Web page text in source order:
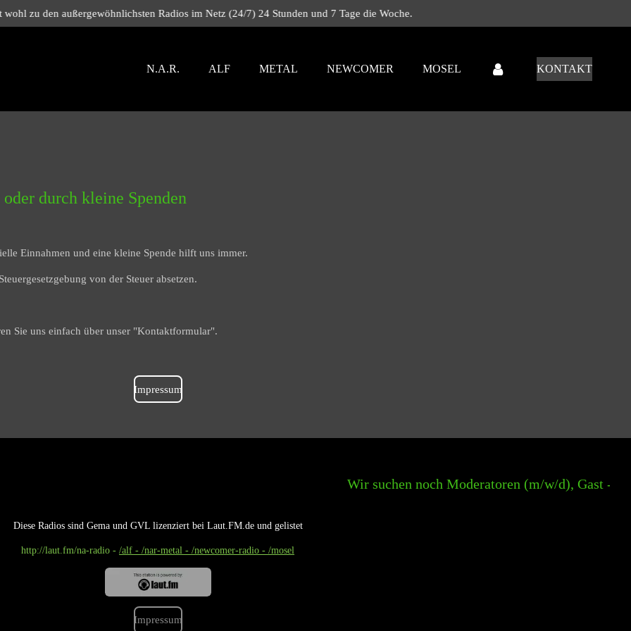
Bei uns hörst du: Alternative Musik - Alternativ Rock - Pop - Punk - Rock - Folk - Electropop - Industrial - New
N.A.R. ALF METAL NEWCOMER MOSEL KONTAKT
durch kleine Spenden
Einnahmen und eine kleine Spende hilft uns immer.
von der Steuer absetzen.
Sie uns einfach über unser "Kontaktformular".
Impressum
Wir suchen noch Moderatoren (m/w/d), Gast -
Diese Radios sind Gema und GVL lizenziert bei Laut.FM.de und gelistet
http://laut.fm/na-radio - /alf - /nar-metal - /newcomer-radio - /mosel
Impressum